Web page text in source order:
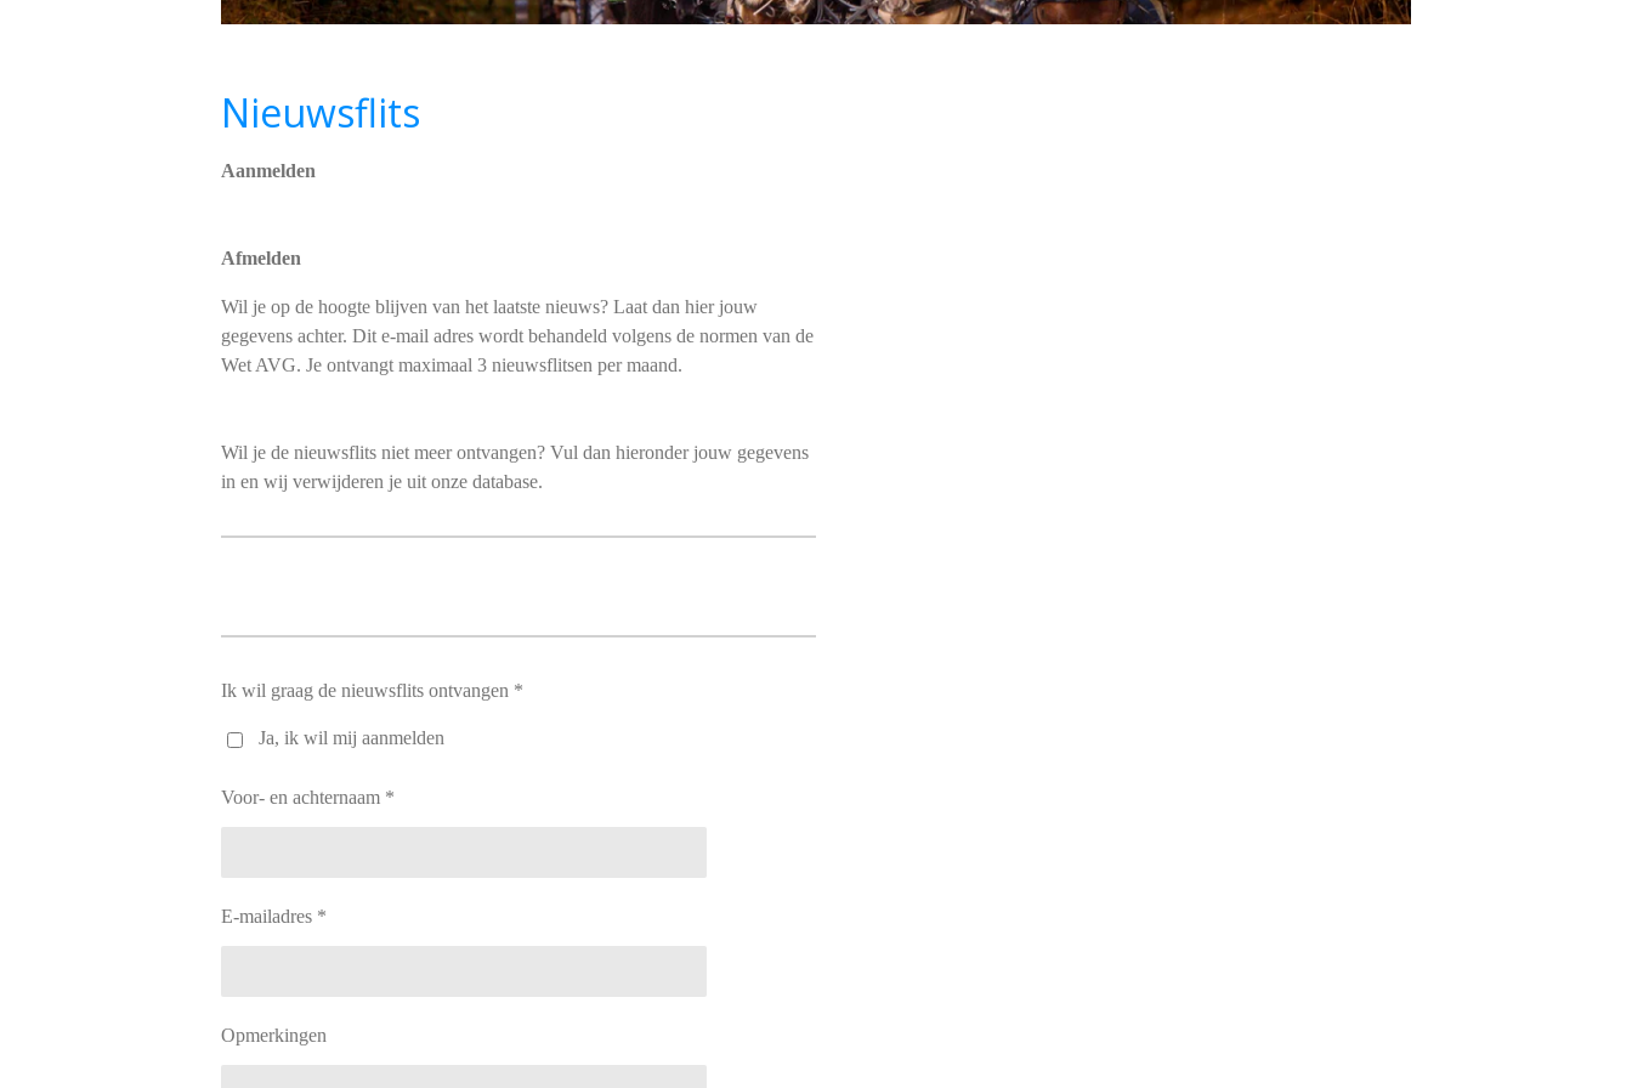
Nieuwsflits
Aanmelden
Afmelden
Wil je op de hoogte blijven van het laatste nieuws? Laat dan hier jouw
gegevens achter. Dit e-mail adres wordt behandeld volgens de normen van de
Wet AVG. Je ontvangt maximaal 3 nieuwsflitsen per maand.
Wil je de nieuwsflits niet meer ontvangen? Vul dan hieronder jouw gegevens
in en wij verwijderen je uit onze database.
Ik wil graag de nieuwsflits ontvangen *
Ja, ik wil mij aanmelden
Voor- en achternaam *
E-mailadres *
Opmerkingen